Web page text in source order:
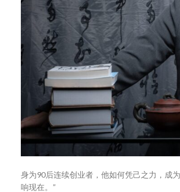
身为90后连续创业者，他如何凭己之力，成
响现在。”